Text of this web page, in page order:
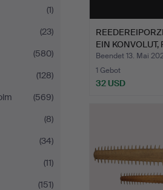
(1)
(23)
(580)
(128)
(569)
(8)
(34)
(11)
(151)
EIN KONVOLUT,
K…
Beendet 13. Mai
1 Gebot
32 USD